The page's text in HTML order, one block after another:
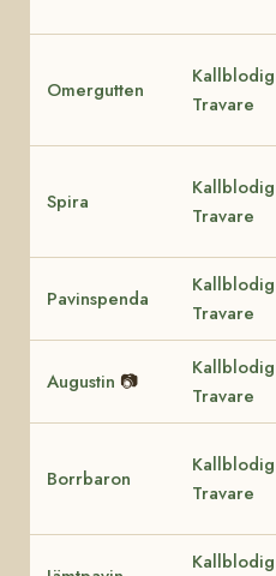
Omergutten
Kallblodig
Travare
Spira
Kallblodig
Travare
Pavinspenda
Kallblodig
Travare
Augustin 📷
Kallblodig
Travare
Borrbaron
Kallblodig
Travare
Kallblodig